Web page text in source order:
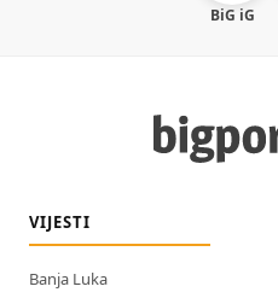
BiG iG
VIJESTI
Banja Luka